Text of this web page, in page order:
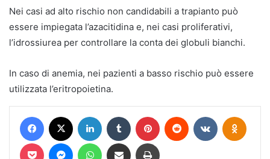
Nei casi ad alto rischio non candidabili a trapianto può
essere impiegata l’azacitidina e, nei casi proliferativi,
l’idrossiurea per controllare la conta dei globuli bianchi.
In caso di anemia, nei pazienti a basso rischio può essere
utilizzata l’eritropoietina.
Facebook LinkedIn Tumblr Pinterest Reddit VKontakte
Pocket MessengerWhatsAppCondividi via mail Stampa